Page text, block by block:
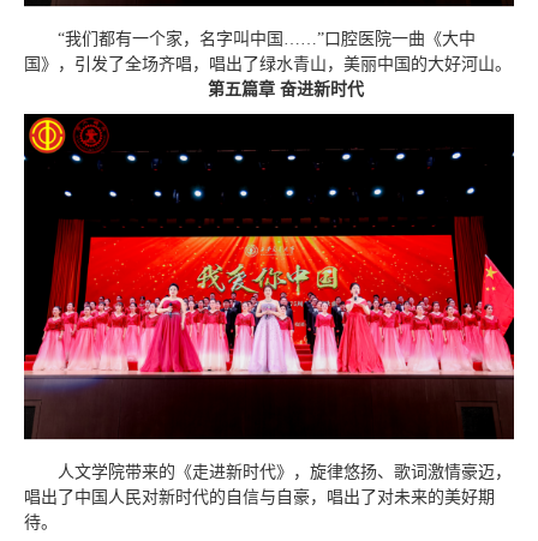
“我们都有一个家，名字叫中国……”口腔医院一曲《大中
国》，引发了全场齐唱，唱出了绿水青山，美丽中国的大好河山。
第五篇章 奋进新时代
人文学院带来的《走进新时代》，旋律悠扬、歌词激情豪迈，
唱出了中国人民对新时代的自信与自豪，唱出了对未来的美好期
待。